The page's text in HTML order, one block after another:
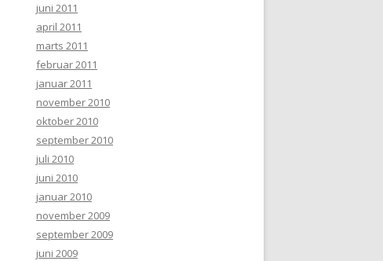
juni 2011
april 2011
marts 2011
februar 2011
januar 2011
november 2010
oktober 2010
september 2010
juli 2010
juni 2010
januar 2010
november 2009
september 2009
juni 2009